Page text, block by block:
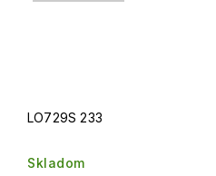
LO729S 233
Skladom